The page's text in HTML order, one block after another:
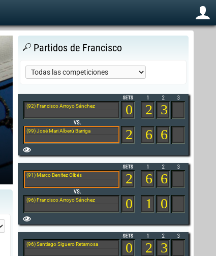
Partidos de Francisco
(92) Francisco Arroyo Sánchez
(99) José Mari Alberú Barriga
0
2
2 3
6 6
(91) Marco Benítez Olbés
(96) Francisco Arroyo Sánchez
2
0
6 6
1
0
(96) Santiago Siguero Retamosa
0
2 3